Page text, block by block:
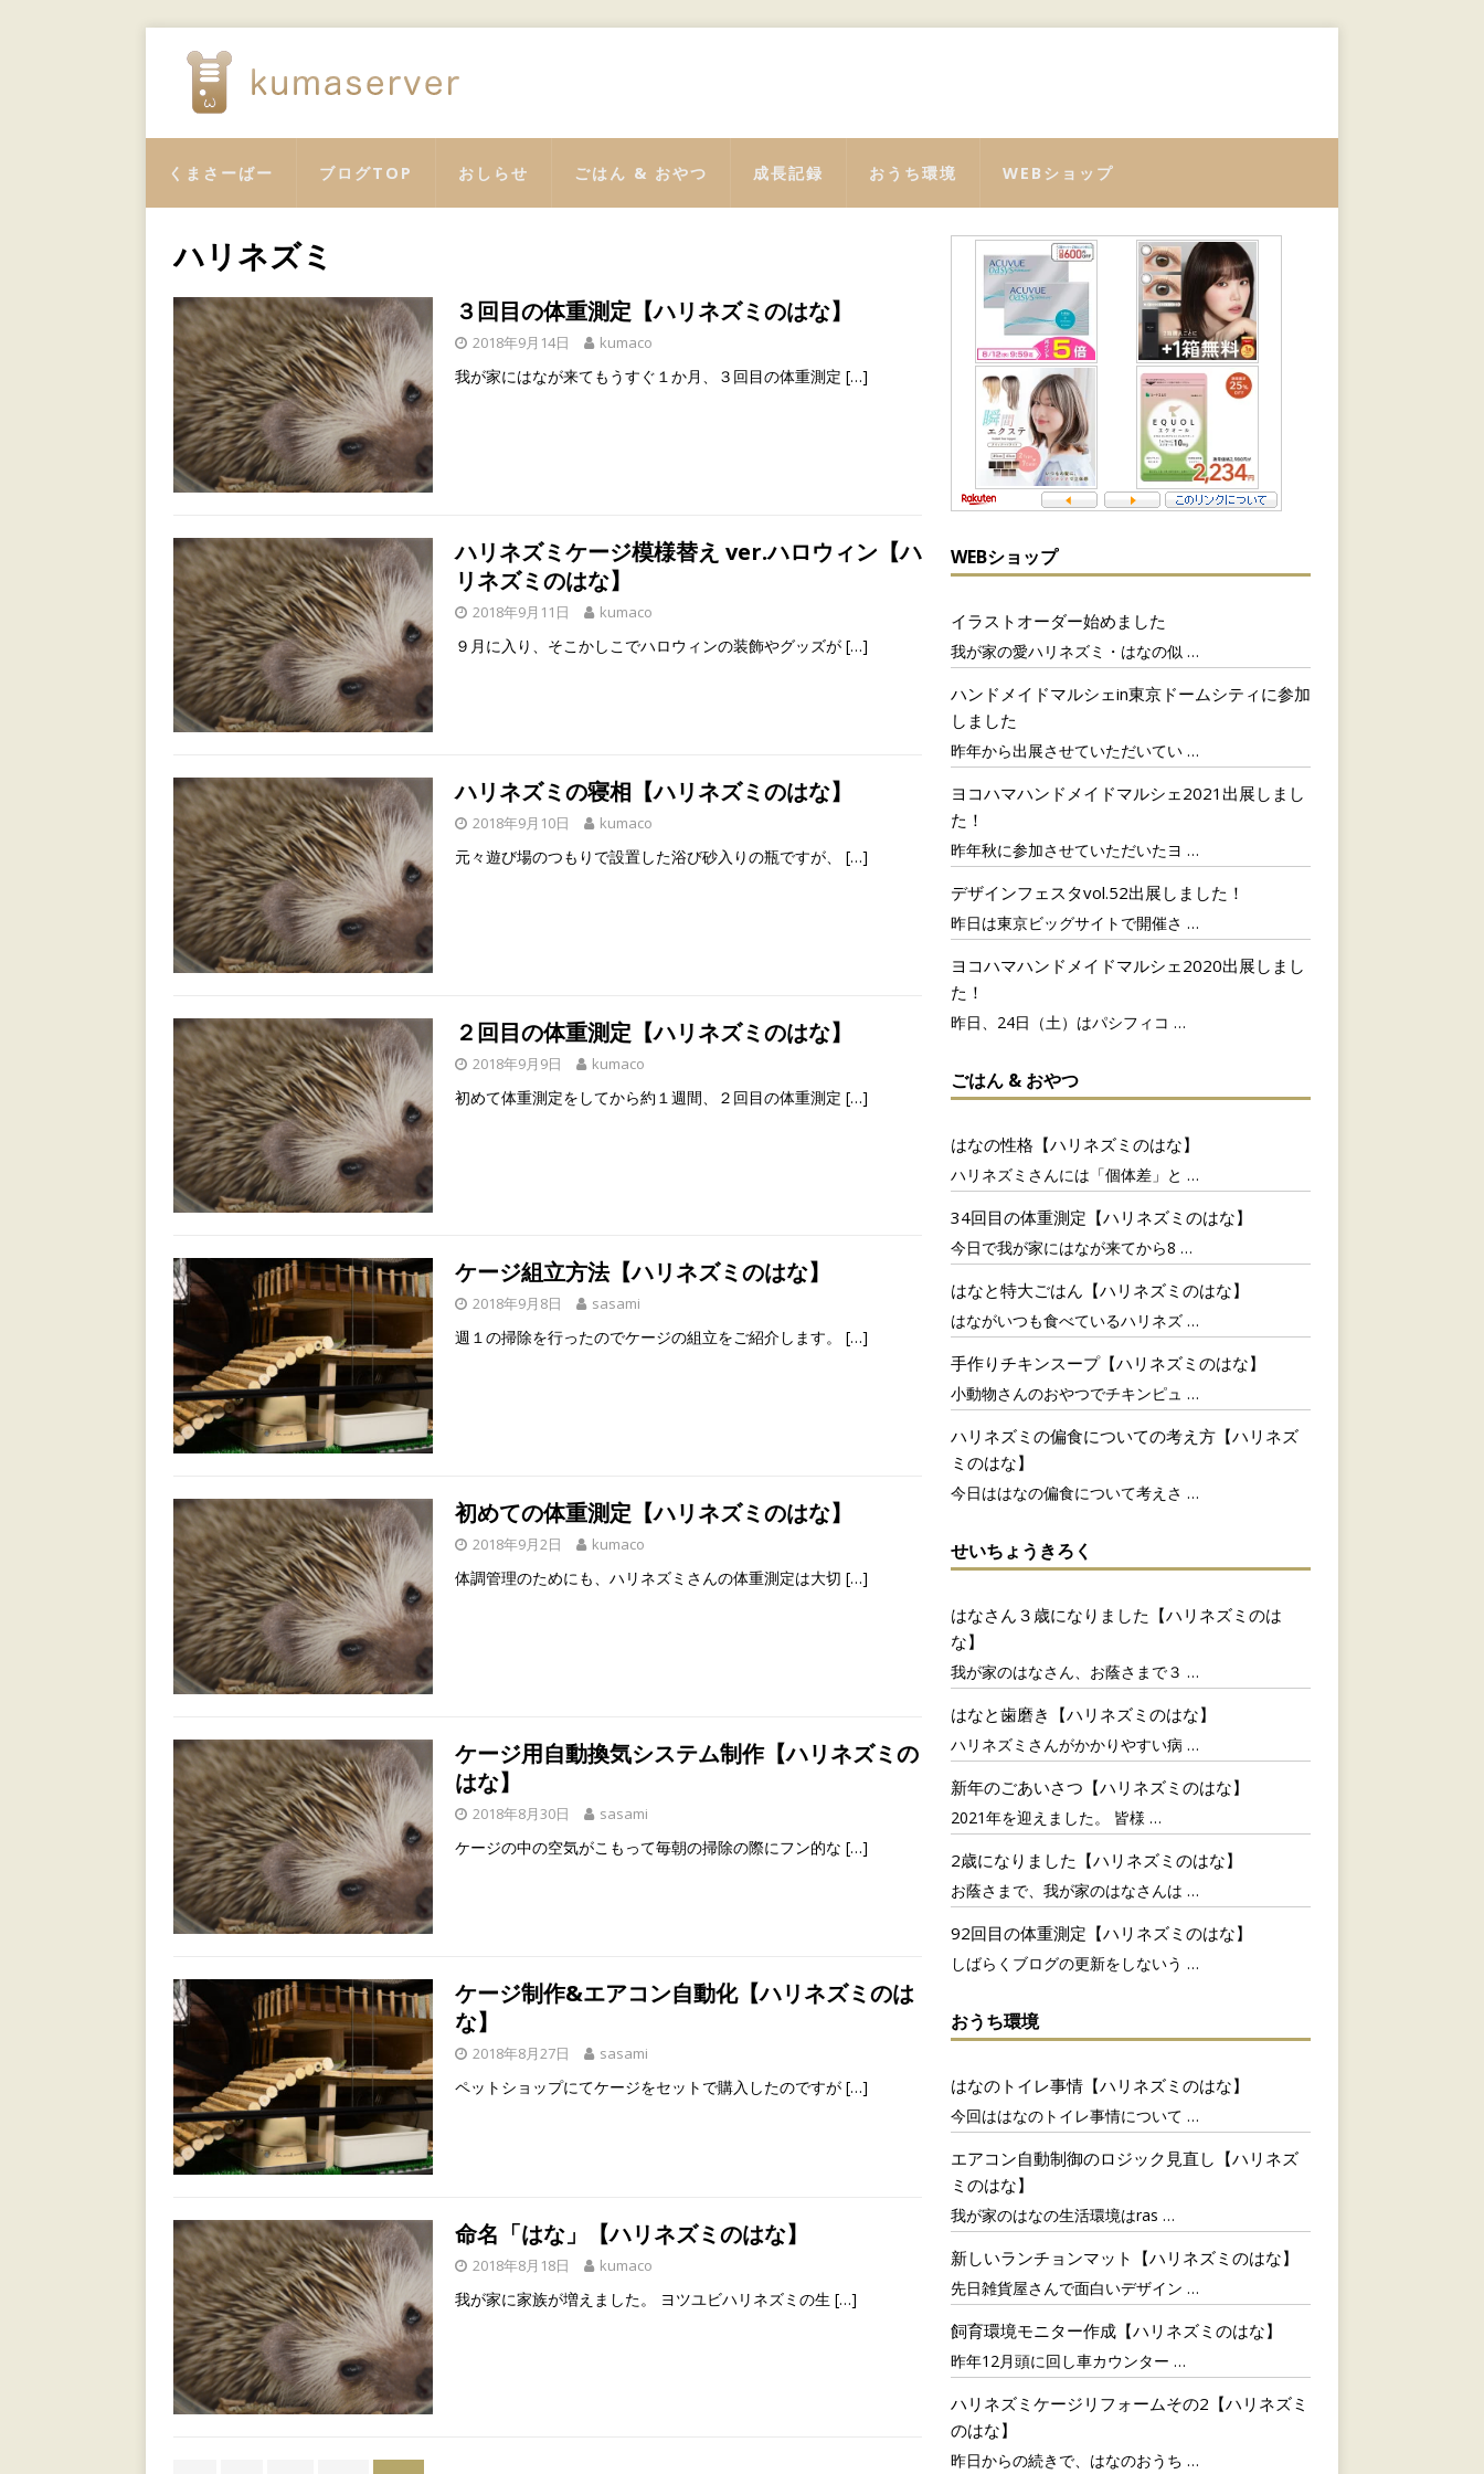
くまさーばー ブログTOP おしらせ ごはん & おやつ 成長記録 おうち環境 WEBショップ
ハリネズミ
３回目の体重測定【ハリネズミのはな】
2018年9月14日 kumaco
我が家にはなが来てもうすぐ１か月、３回目の体重測定 […]
ハリネズミケージ模様替え ver.ハロウィン【ハ
リネズミのはな】
2018年9月11日 kumaco
９月に入り、そこかしこでハロウィンの装飾やグッズが […]
ハリネズミの寝相【ハリネズミのはな】
2018年9月10日 kumaco
元々遊び場のつもりで設置した浴び砂入りの瓶ですが、 […]
２回目の体重測定【ハリネズミのはな】
2018年9月9日 kumaco
初めて体重測定をしてから約１週間、２回目の体重測定 […]
ケージ組立方法【ハリネズミのはな】
2018年9月8日 sasami
週１の掃除を行ったのでケージの組立をご紹介します。 […]
初めての体重測定【ハリネズミのはな】
2018年9月2日 kumaco
体調管理のためにも、ハリネズミさんの体重測定は大切 […]
ケージ用自動換気システム制作【ハリネズミの
はな】
2018年8月30日 sasami
ケージの中の空気がこもって毎朝の掃除の際にフン的な […]
ケージ制作&エアコン自動化【ハリネズミのは
な】
2018年8月27日 sasami
ペットショップにてケージをセットで購入したのですが […]
命名「はな」【ハリネズミのはな】
2018年8月18日 kumaco
我が家に家族が増えました。 ヨツユビハリネズミの生 […]
WEBショップ
イラストオーダー始めました
我が家の愛ハリネズミ・はなの似 …
ハンドメイドマルシェin東京ドームシティに参加
しました
昨年から出展させていただいてい …
ヨコハマハンドメイドマルシェ2021出展しまし
た！
昨年秋に参加させていただいたヨ …
デザインフェスタvol.52出展しました！
昨日は東京ビッグサイトで開催さ …
ヨコハマハンドメイドマルシェ2020出展しまし
た！
昨日、24日（土）はパシフィコ …
ごはん & おやつ
はなの性格【ハリネズミのはな】
ハリネズミさんには「個体差」と …
34回目の体重測定【ハリネズミのはな】
今日で我が家にはなが来てから8 …
はなと特大ごはん【ハリネズミのはな】
はながいつも食べているハリネズ …
手作りチキンスープ【ハリネズミのはな】
小動物さんのおやつでチキンピュ …
ハリネズミの偏食についての考え方【ハリネズ
ミのはな】
今日ははなの偏食について考えさ …
せいちょうきろく
はなさん３歳になりました【ハリネズミのは
な】
我が家のはなさん、お蔭さまで３ …
はなと歯磨き【ハリネズミのはな】
ハリネズミさんがかかりやすい病 …
新年のごあいさつ【ハリネズミのはな】
2021年を迎えました。 皆様 …
2歳になりました【ハリネズミのはな】
お蔭さまで、我が家のはなさんは …
92回目の体重測定【ハリネズミのはな】
しばらくブログの更新をしないう …
おうち環境
はなのトイレ事情【ハリネズミのはな】
今回ははなのトイレ事情について …
エアコン自動制御のロジック見直し【ハリネズ
ミのはな】
我が家のはなの生活環境はras …
新しいランチョンマット【ハリネズミのはな】
先日雑貨屋さんで面白いデザイン …
飼育環境モニター作成【ハリネズミのはな】
昨年12月頭に回し車カウンター …
ハリネズミケージリフォームその2【ハリネズミ
のはな】
昨日からの続きで、はなのおうち …